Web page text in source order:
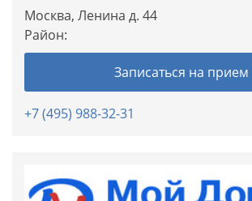
Москва, Ленина д. 44
Район:
Записаться на прием
+7 (495) 988-32-31